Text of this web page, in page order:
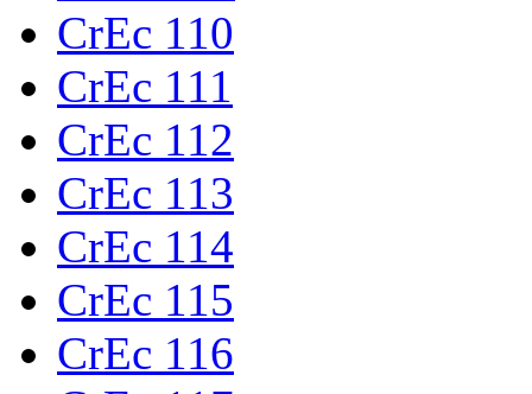
CrEc 110
CrEc 111
CrEc 112
CrEc 113
CrEc 114
CrEc 115
CrEc 116